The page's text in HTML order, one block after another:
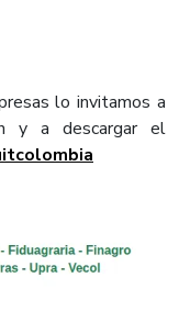
lo invitamos a
y a descargar el